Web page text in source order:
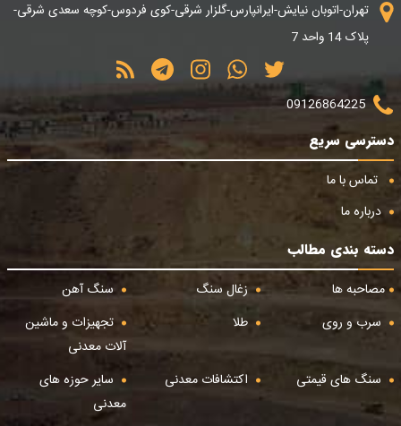
تهران-اتوبان نیایش-ایرانپارس-گلزار شرقی-کوی فردوس-کوچه سعدی شرقی-
پلاک 14 واحد 7
09126864225
دسترسی سریع
تماس با ما
درباره ما
دسته بندی مطالب
مصاحبه ها
زغال سنگ
سنگ آهن
سرب و روی
طلا
تجهیزات و ماشین
آلات معدنی
سنگ های قیمتی
اکتشافات معدنی
سایر حوزه های
معدنی